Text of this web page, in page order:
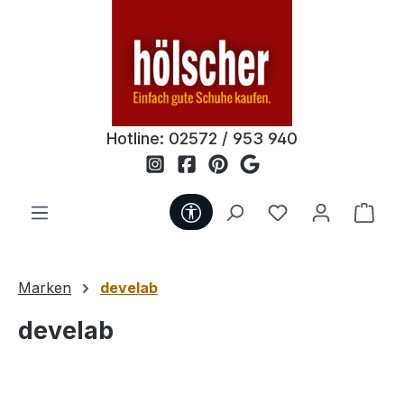
Hotline: 02572 / 953 940
Werkzeugleiste anzeigen
Du hast 0
Marken develab
develab